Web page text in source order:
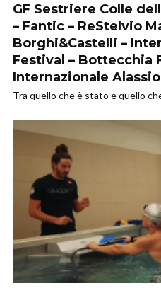
GF Sestriere Colle
– Fantic – ReStelvio
Borghi&Castelli –
Festival – Bottecchia
Internazionale Alassio
Tra quello che è stato e quello